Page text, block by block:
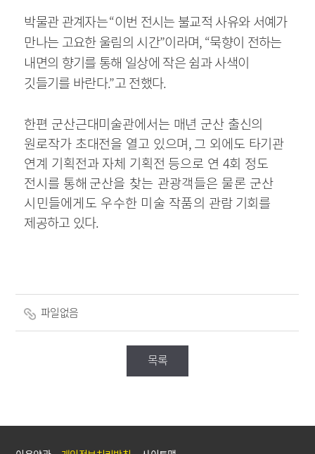
박물관 관계자는“이번 전시는 불교적 사유와 서예가
만나는 고요한 울림의 시간”이라며, “묵향이 전하는
내면의 향기를 통해 일상에 작은 쉼과 사색이
깃들기를 바란다.”고 전했다.
한편 군산근대미술관에서는 매년 군산 출신의
원로작가 초대전을 열고 있으며,그 외에도 타기관
연계 기획전과 자체 기획전 등으로 연 4회 정도
전시를 통해 군산을 찾는 관광객들은 물론 군산
시민들에게도 우수한 미술 작품의 관람기회를
제공하고 있다.
파일없음
목록